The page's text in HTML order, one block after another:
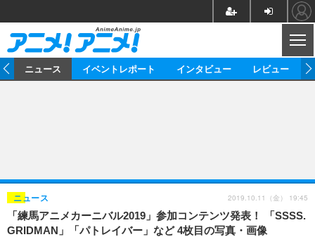
ゲーム グッズ
海外イベント ビジネス
俳優・タレント アーティスト
アニメ 実写
動画
ニュース イベントレポート インタビュー レビュー
「練馬アニメカーニバル2019」参加コンテンツ発表！ 「SSSS.
GRIDMAN」「パトレイバー」など 4枚目の写真・画像
ニュース 2019.10.11（金） 19:45